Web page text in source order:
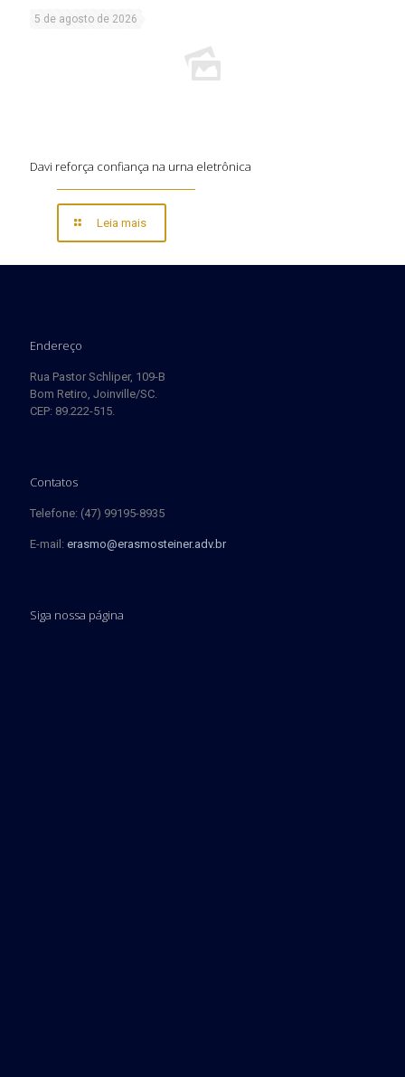
5 de agosto de 2026
Davi reforça confiança na urna eletrônica
Leia mais
Endereço
Rua Pastor Schliper, 109-B
Bom Retiro, Joinville/SC.
CEP: 89.222-515.
Contatos
Telefone: (47) 99195-8935
E-mail: erasmo@erasmosteiner.adv.br
Siga nossa página